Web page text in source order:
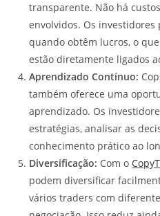
transparente. Não há
envolvidos. Os investidores
quando obtêm lucros, o
estão diretamente ligados
Aprendizado Contínuo:
também oferece uma
aprendizado. Os
estratégias, analisar as
conhecimento prático ao
Diversificação: Com o
podem diversificar
vários traders com